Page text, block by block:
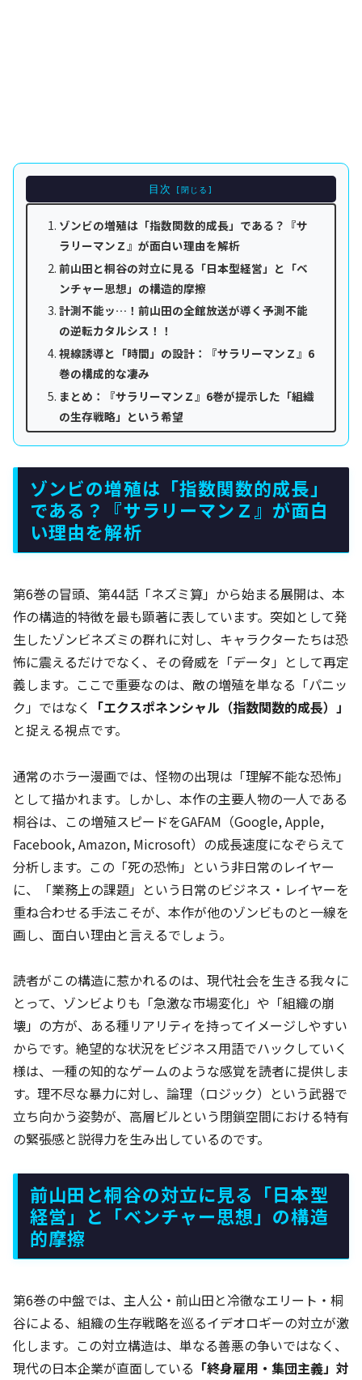
目次
ゾンビの増殖は「指数関数的成長」である？『サ
ラリーマンＺ』が面白い理由を解析
前山田と桐谷の対立に見る「日本型経営」と「ベ
ンチャー思想」の構造的摩擦
計測不能ッ…！前山田の全館放送が導く予測不能
の逆転カタルシス！！
視線誘導と「時間」の設計：『サラリーマンＺ』6
巻の構成的な凄み
まとめ：『サラリーマンＺ』6巻が提示した「組織
の生存戦略」という希望
ゾンビの増殖は「指数関数的成長」
である？『サラリーマンＺ』が面白
い理由を解析
第6巻の冒頭、第44話「ネズミ算」から始まる展開は、本
作の構造的特徴を最も顕著に表しています。突如として発
生したゾンビネズミの群れに対し、キャラクターたちは恐
怖に震えるだけでなく、その脅威を「データ」として再定
義します。ここで重要なのは、敵の増殖を単なる「パニッ
ク」ではなく
「エクスポネンシャル（指数関数的成長）」
と捉える視点です。
通常のホラー漫画では、怪物の出現は「理解不能な恐怖」
として描かれます。しかし、本作の主要人物の一人である
桐谷は、この増殖スピードをGAFAM（Google, Apple,
Facebook, Amazon, Microsoft）の成長速度になぞらえて
分析します。この「死の恐怖」という非日常のレイヤー
に、「業務上の課題」という日常のビジネス・レイヤーを
重ね合わせる手法こそが、本作が他のゾンビものと一線を
画し、面白い理由と言えるでしょう。
読者がこの構造に惹かれるのは、現代社会を生きる我々に
とって、ゾンビよりも「急激な市場変化」や「組織の崩
壊」の方が、ある種リアリティを持ってイメージしやすい
からです。絶望的な状況をビジネス用語でハックしていく
様は、一種の知的なゲームのような感覚を読者に提供しま
す。理不尽な暴力に対し、論理（ロジック）という武器で
立ち向かう姿勢が、高層ビルという閉鎖空間における特有
の緊張感と説得力を生み出しているのです。
前山田と桐谷の対立に見る「日本型
経営」と「ベンチャー思想」の構造
的摩擦
第6巻の中盤では、主人公・前山田と冷徹なエリート・桐
谷による、組織の生存戦略を巡るイデオロギーの対立が激
化します。この対立構造は、単なる善悪の争いではなく、
現代の日本企業が直面している 「終身雇用・集団主義」対